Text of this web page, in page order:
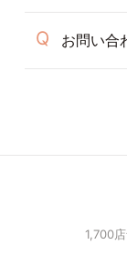
お問い合
1,700